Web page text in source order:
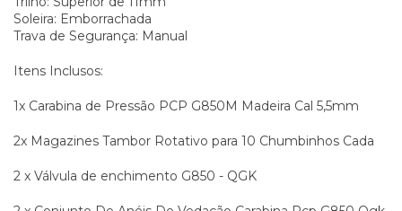
Soleira: Emborrachada
Trava de Segurança: Manual
Itens Inclusos:
1x Carabina de Pressão PCP G850M Madeira Cal 5,5mm
2x Magazines Tambor Rotativo para 10 Chumbinhos Cada
2 x Válvula de enchimento G850 - QGK